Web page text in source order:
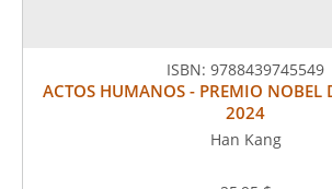
ISBN: 9788439745549
ACTOS HUMANOS - PREMIO NOBEL
2024
Han Kang